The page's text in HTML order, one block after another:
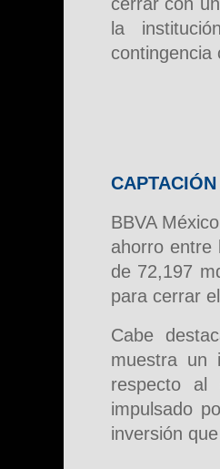
la
contingencia
CAPTACIÓN
BBVA
ahorro entre
de 72,197
para cerrar
Cabe
muestra un
respecto
impulsado
inversión